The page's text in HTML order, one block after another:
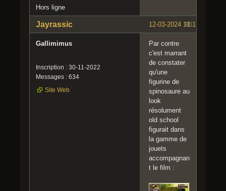
Hors ligne
#6
12-03-2024 11:11:16
Jayrassic
Gallimimus
Inscription : 30-11-2022
Messages : 634
Site Web
Par contre
c'est marrant
de constater
qu'une
figurine de
spinosaure au
look
résolument
old school
figurait dans
la gamme de
jouets
accompagnan
t le film :